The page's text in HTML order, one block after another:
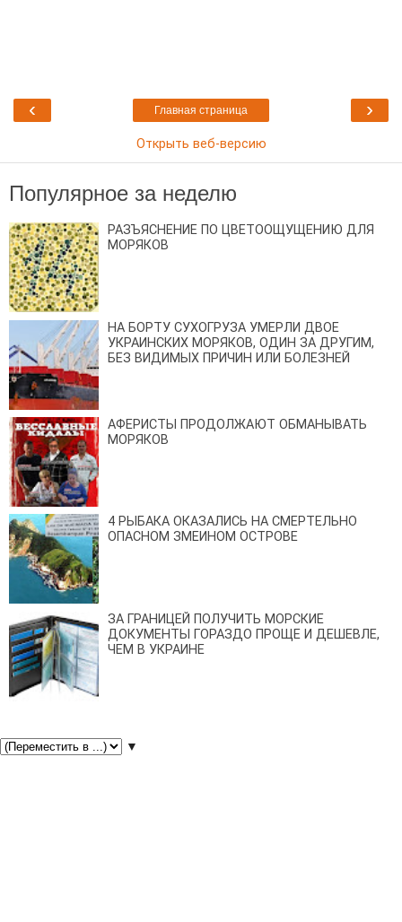
‹ ›
Главная страница
Открыть веб-версию
Популярное за неделю
РАЗЪЯСНЕНИЕ ПО ЦВЕТООЩУЩЕНИЮ ДЛЯ
МОРЯКОВ
НА БОРТУ СУХОГРУЗА УМЕРЛИ ДВОЕ
УКРАИНСКИХ МОРЯКОВ, ОДИН ЗА ДРУГИМ,
БЕЗ ВИДИМЫХ ПРИЧИН ИЛИ БОЛЕЗНЕЙ
АФЕРИСТЫ ПРОДОЛЖАЮТ ОБМАНЫВАТЬ
МОРЯКОВ
4 РЫБАКА ОКАЗАЛИСЬ НА СМЕРТЕЛЬНО
ОПАСНОМ ЗМЕИНОМ ОСТРОВЕ
ЗА ГРАНИЦЕЙ ПОЛУЧИТЬ МОРСКИЕ
ДОКУМЕНТЫ ГОРАЗДО ПРОЩЕ И ДЕШЕВЛЕ,
ЧЕМ В УКРАИНЕ
▼